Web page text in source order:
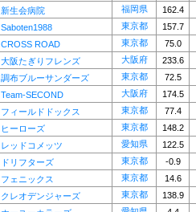
新生会病院 福岡県
162.4
Saboten1988 東京都
157.7
CROSS ROAD 東京都
75.0
大阪たぎりフレンズ 大阪府
233.6
調布ブルーサンダーズ 東京都
72.5
Team-SECOND 大阪府
174.5
フィールドドックス 東京都
77.4
ヒーローズ 東京都
148.2
レッドコメッツ 愛知県
122.5
ドリフターズ 東京都
-0.9
フェニックス 東京都
14.6
クレオデンジャーズ 東京都
138.9